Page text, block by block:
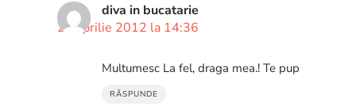
diva in bucatarie
27 aprilie 2012 la 14:36
Multumesc La fel, draga mea.! Te pup
RĂSPUNDE